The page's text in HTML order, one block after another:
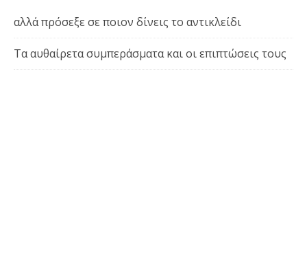
αλλά πρόσεξε σε ποιον δίνεις το αντικλείδι
Τα αυθαίρετα συμπεράσματα και οι επιπτώσεις τους